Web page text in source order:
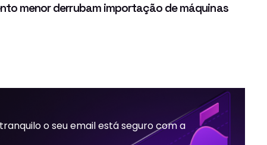
menor derrubam importação de máquinas
o seu email está seguro com a